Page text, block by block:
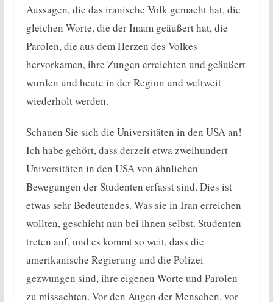
Aussagen, die das iranische Volk gemacht hat, die
gleichen Worte, die der Imam geäußert hat, die
Parolen, die aus dem Herzen des Volkes
hervorkamen, ihre Zungen erreichten und geäußert
wurden und heute in der Region und weltweit
wiederholt werden.
Schauen Sie sich die Universitäten in den USA an!
Ich habe gehört, dass derzeit etwa zweihundert
Universitäten in den USA von ähnlichen
Bewegungen der Studenten erfasst sind. Dies ist
etwas sehr Bedeutendes. Was sie in Iran erreichen
wollten, geschieht nun bei ihnen selbst. Studenten
treten auf, und es kommt so weit, dass die
amerikanische Regierung und die Polizei
gezwungen sind, ihre eigenen Worte und Parolen
zu missachten. Vor den Augen der Menschen, vor